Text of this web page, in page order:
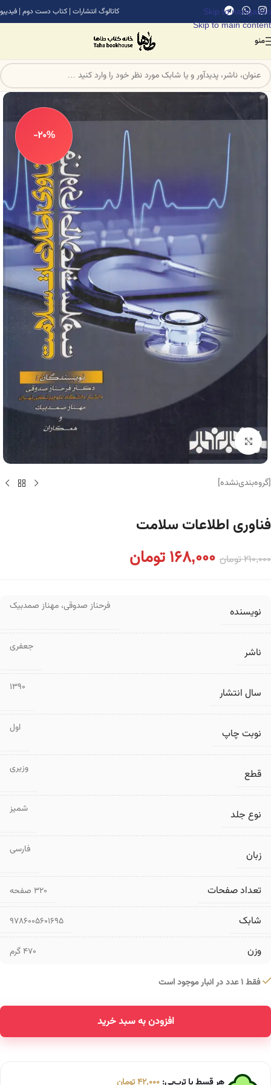
Skip to navigation
Skip to main content
کاتالوگ انتشارات | کتاب دست دوم | فیدیبو
منو
-20%
برای بزرگنمایی کلیک کنید
[گروه‌بندی‌نشده]
فناوری اطلاعات سلامت
210,000تومان 168,000تومان
نویسنده فرحناز صدوقی، مهناز صمدبیک
ناشر جعفری
سال انتشار 1390
نوبت چاپ اول
قطع وزیری
نوع جلد شمیز
زبان فارسی
تعداد صفحات ۳۲۰ صفحه
شابک 9786005601695
وزن 470 گرم
فقط 1 عدد در انبار موجود است
افزودن به سبد خرید